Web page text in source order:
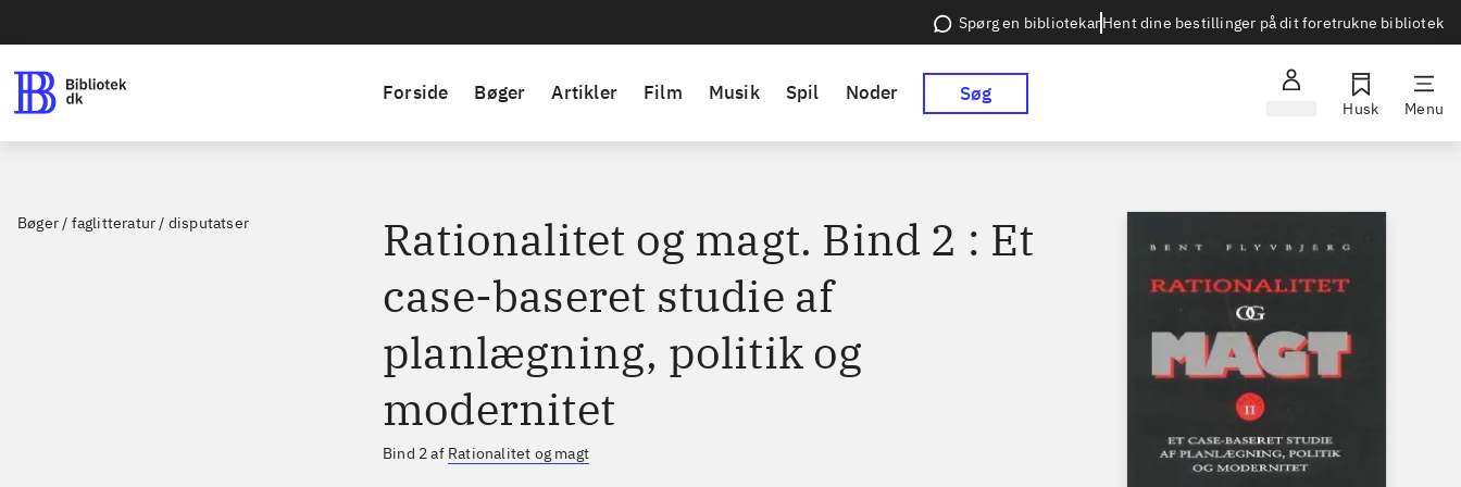
Spørg en bibliotekarHent dine bestillinger på dit foretrukne bibliotek
Forside Bøger Artikler Film Musik Spil Noder Søg
Husk Menu
Bøger / faglitteratur / disputatser
Rationalitet og magt. Bind 2 : Et
case-baseret studie af
planlægning, politik og
modernitet
Bind 2 af Rationalitet og magt